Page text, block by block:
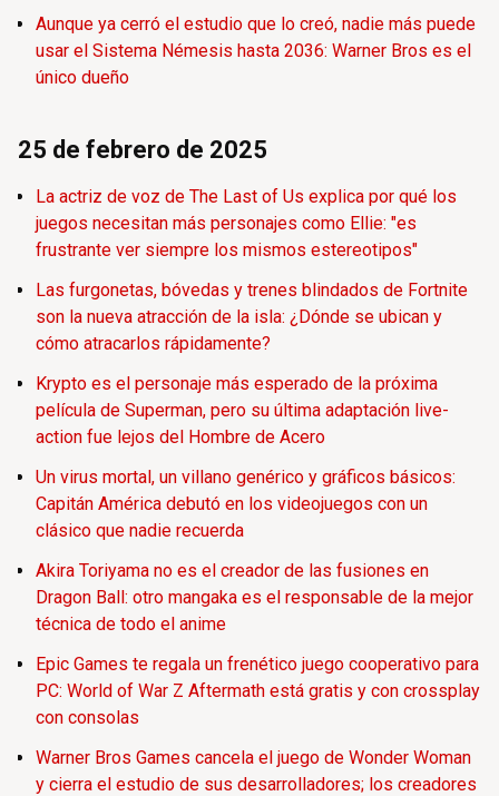
Aunque ya cerró el estudio que lo creó, nadie más puede
usar el Sistema Némesis hasta 2036: Warner Bros es el
único dueño
25 de febrero de 2025
La actriz de voz de The Last of Us explica por qué los
juegos necesitan más personajes como Ellie: "es
frustrante ver siempre los mismos estereotipos"
Las furgonetas, bóvedas y trenes blindados de Fortnite
son la nueva atracción de la isla: ¿Dónde se ubican y
cómo atracarlos rápidamente?
Krypto es el personaje más esperado de la próxima
película de Superman, pero su última adaptación live-
action fue lejos del Hombre de Acero
Un virus mortal, un villano genérico y gráficos básicos:
Capitán América debutó en los videojuegos con un
clásico que nadie recuerda
Akira Toriyama no es el creador de las fusiones en
Dragon Ball: otro mangaka es el responsable de la mejor
técnica de todo el anime
Epic Games te regala un frenético juego cooperativo para
PC: World of War Z Aftermath está gratis y con crossplay
con consolas
Warner Bros Games cancela el juego de Wonder Woman
y cierra el estudio de sus desarrolladores; los creadores